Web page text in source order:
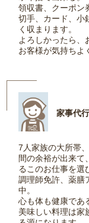
領収書、クーポン
切手、カード、小
く収まります。
よろしかったら、
お客様が気持ちよ
家事代
7人家族の大所帯
間の余裕が出来て
るこのお仕事を選
調理師免許、薬膳
中。
心も体も健康であ
美味しい料理は家